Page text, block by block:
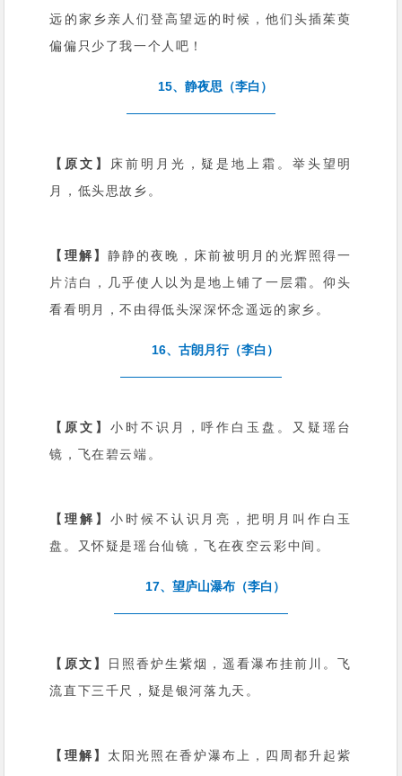
远的家乡亲人们登高望远的时候，他们头插茱萸
偏偏只少了我一个人吧！
15、静夜思（李白）
【原文】
床前明月光，疑是地上霜。举头望明
月，低头思故乡。
【理解】 静静的夜晚，床前被明月的光辉照得一
片洁白，几乎使人以为是地上铺了一层霜。仰头
看看明月，不由得低头深深怀念遥远的家乡。
16、古朗月行（李白）
【原文】小时不识月，呼作白玉盘。又疑瑶台
镜，飞在碧云端。
【理解】小时候不认识月亮，把明月叫作白玉
盘。又怀疑是瑶台仙镜，飞在夜空云彩中间。
17、望庐山瀑布（李白）
【原文】
日照香炉生紫烟，遥看瀑布挂前川。飞
流直下三千尺，疑是银河落九天。
【理解】 太阳光照在香炉瀑布上，四周都升起紫